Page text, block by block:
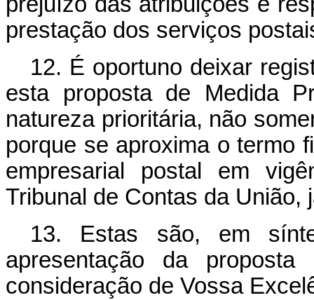
prestação dos serviços
12. É oportuno deixar
esta proposta de Medida
natureza prioritária, não
porque se aproxima o termo
empresarial postal em
Tribunal de Contas da União,
13. Estas são, em
apresentação da
consideração de Vossa